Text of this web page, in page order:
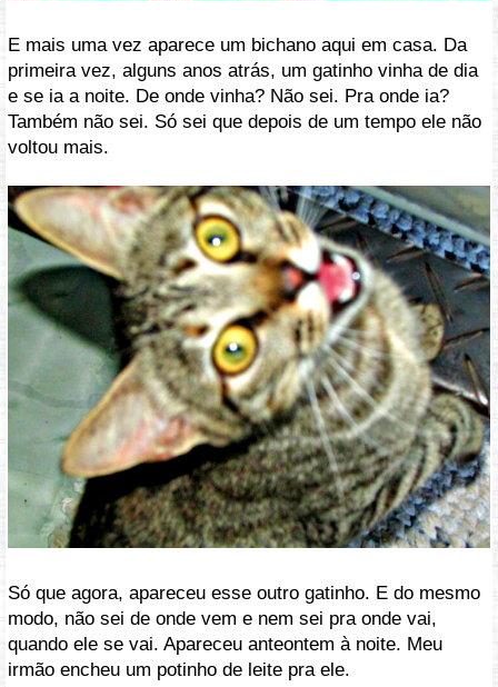
E mais uma vez aparece um bichano aqui em casa. Da
primeira vez, alguns anos atrás, um gatinho vinha de dia
e se ia a noite. De onde vinha? Não sei. Pra onde ia?
Também não sei. Só sei que depois de um tempo ele não
voltou mais.
Só que agora, apareceu esse outro gatinho. E do mesmo
modo, não sei de onde vem e nem sei pra onde vai,
quando ele se vai. Apareceu anteontem à noite. Meu
irmão encheu um potinho de leite pra ele.